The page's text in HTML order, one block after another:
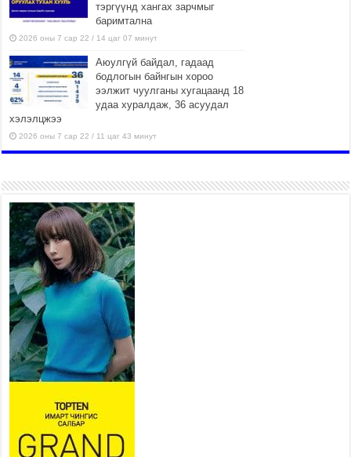
тэргүүнд хангах зарчмыг
баримтална
2026 оны 7 сар 22 / 14 цаг 07 минут
Аюулгүй байдал, гадаад
бодлогын байнгын хороо
ээлжит чуулганы хугацаанд 18
удаа хуралдаж, 36 асуудал
хэлэлцжээ
2026 оны 7 сар 22 / 11 цаг 43 минут
боломжтой-Хүүхэд хөгжүүлэх
төв” байгуулах төсөлд төр,
хувийн хэвшлийн түншлэлийн хүрээнд хамтран
ажиллахыг урьж байна
2026 оны 7 сар 22 / 9 цаг 28 минут
Б.Пүрэвдагва: “Урт цагаан”-ыг
залуучууд чөлөөт цагаа
өнгөрүүлдэг, жуулчид зорьж
ирдэг цэг болгоно
2026 оны 7 сар 21 / 16 цаг 47 минут
Тусгай замын автобус /BRT/ төслийн удирдах
хорооны ээлжит хуралдаан боллоо
Ерөнхий сайд Н.Учрал БНХАУ-аас Монгол Улсад
суугаа Элчин сайд Шэнь Миньжюанийг хүлээн
авч уулзав